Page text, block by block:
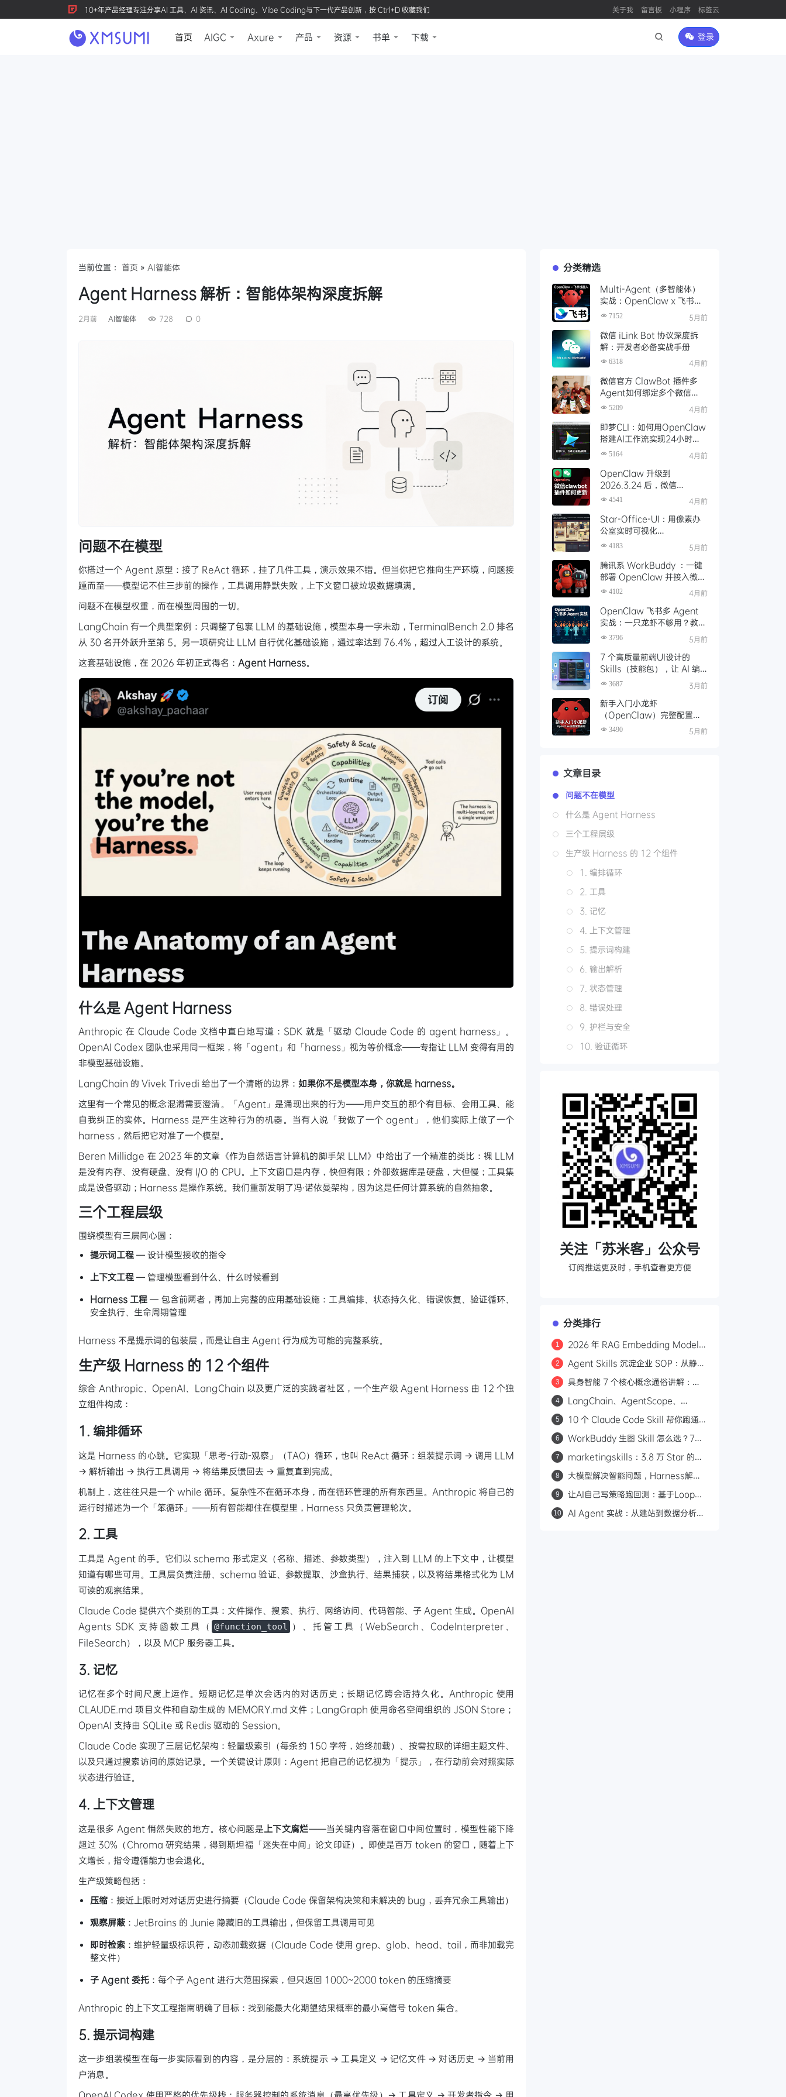
10+年产品经理专注分享AI 工具、AI 资讯、AI Coding、Vibe Coding与下一代产品创新，按 Ctrl+D 收藏我们 关于我 留言板 小程序 标签云
首页 AIGC Axure 产品 资源 书单 下载 登录
当前位置： 首页 » AI智能体
Agent Harness 解析：智能体架构深度拆解
2月前 AI智能体 728 0
问题不在模型
你搭过一个 Agent 原型：接了 ReAct 循环，挂了几件工具，演示效果不错。但当你把它推向生产环境，问题接
踵而至——模型记不住三步前的操作，工具调用静默失败，上下文窗口被垃圾数据填满。
问题不在模型权重，而在模型周围的一切。
LangChain 有一个典型案例：只调整了包裹 LLM 的基础设施，模型本身一字未动，TerminalBench 2.0 排名
从 30 名开外跃升至第 5。另一项研究让 LLM 自行优化基础设施，通过率达到 76.4%，超过人工设计的系统。
这套基础设施，在 2026 年初正式得名： Agent Harness。
什么是 Agent Harness
Anthropic 在 Claude Code 文档中直白地写道：SDK 就是「驱动 Claude Code 的 agent harness」。
OpenAI Codex 团队也采用同一框架，将「agent」和「harness」视为等价概念——专指让 LLM 变得有用的
非模型基础设施。
LangChain 的 Vivek Trivedi 给出了一个清晰的边界： 如果你不是模型本身，你就是 harness。
这里有一个常见的概念混淆需要澄清。「Agent」是涌现出来的行为——用户交互的那个有目标、会用工具、能
自我纠正的实体。Harness 是产生这种行为的机器。当有人说「我做了一个 agent」，他们实际上做了一个
harness，然后把它对准了一个模型。
Beren Millidge 在 2023 年的文章《作为自然语言计算机的脚手架 LLM》中给出了一个精准的类比：裸 LLM
是没有内存、没有硬盘、没有 I/O 的 CPU。上下文窗口是内存，快但有限；外部数据库是硬盘，大但慢；工具集
成是设备驱动；Harness 是操作系统。我们重新发明了冯·诺依曼架构，因为这是任何计算系统的自然抽象。
三个工程层级
围绕模型有三层同心圆：
提示词工程 — 设计模型接收的指令
上下文工程 — 管理模型看到什么、什么时候看到
Harness 工程 — 包含前两者，再加上完整的应用基础设施：工具编排、状态持久化、错误恢复、验证循环、
安全执行、生命周期管理
Harness 不是提示词的包装层，而是让自主 Agent 行为成为可能的完整系统。
生产级 Harness 的 12 个组件
综合 Anthropic、OpenAI、LangChain 以及更广泛的实践者社区，一个生产级 Agent Harness 由 12 个独
立组件构成：
1. 编排循环
这是 Harness 的心跳。它实现「思考-行动-观察」（TAO）循环，也叫 ReAct 循环：组装提示词 → 调用 LLM
→ 解析输出 → 执行工具调用 → 将结果反馈回去 → 重复直到完成。
机制上，这往往只是一个 while 循环。复杂性不在循环本身，而在循环管理的所有东西里。Anthropic 将自己的
运行时描述为一个「笨循环」——所有智能都住在模型里，Harness 只负责管理轮次。
2. 工具
工具是 Agent 的手。它们以 schema 形式定义（名称、描述、参数类型），注入到 LLM 的上下文中，让模型
知道有哪些可用。工具层负责注册、schema 验证、参数提取、沙盒执行、结果捕获，以及将结果格式化为 LM
可读的观察结果。
Claude Code 提供六个类别的工具：文件操作、搜索、执行、网络访问、代码智能、子 Agent 生成。OpenAI
Agents SDK 支持函数工具（ @function_tool ）、托管工具（WebSearch、CodeInterpreter、
FileSearch），以及 MCP 服务器工具。
3. 记忆
记忆在多个时间尺度上运作。短期记忆是单次会话内的对话历史；长期记忆跨会话持久化。Anthropic 使用
CLAUDE.md 项目文件和自动生成的 MEMORY.md 文件；LangGraph 使用命名空间组织的 JSON Store；
OpenAI 支持由 SQLite 或 Redis 驱动的 Session。
Claude Code 实现了三层记忆架构：轻量级索引（每条约 150 字符，始终加载）、按需拉取的详细主题文件、
以及只通过搜索访问的原始记录。一个关键设计原则：Agent 把自己的记忆视为「提示」，在行动前会对照实际
状态进行验证。
4. 上下文管理
这是很多 Agent 悄然失败的地方。核心问题是 上下文腐烂——当关键内容落在窗口中间位置时，模型性能下降
超过 30%（Chroma 研究结果，得到斯坦福「迷失在中间」论文印证）。即使是百万 token 的窗口，随着上下
文增长，指令遵循能力也会退化。
生产级策略包括：
压缩 ：接近上限时对对话历史进行摘要（Claude Code 保留架构决策和未解决的 bug，丢弃冗余工具输出）
观察屏蔽 ：JetBrains 的 Junie 隐藏旧的工具输出，但保留工具调用可见
即时检索 ：维护轻量级标识符，动态加载数据（Claude Code 使用 grep、glob、head、tail，而非加载完
整文件）
子 Agent 委托 ：每个子 Agent 进行大范围探索，但只返回 1000~2000 token 的压缩摘要
Anthropic 的上下文工程指南明确了目标：找到能最大化期望结果概率的最小高信号 token 集合。
5. 提示词构建
这一步组装模型在每一步实际看到的内容，是分层的：系统提示 → 工具定义 → 记忆文件 → 对话历史 → 当前用
户消息。
分类精选
Multi-Agent（多智能体）
实战：OpenClaw x 飞书机
器人，为每个业务场景打造专
7152 5月前
微信 iLink Bot 协议深度拆
解：开发者必备实战手册
6318 4月前
微信官方 ClawBot 插件多
Agent如何绑定多个微信
号？让全家人都用上了
5209 4月前
即梦CLI：如何用OpenClaw
搭建AI工作流实现24小时自
动化生图、生视频创作
5164 4月前
OpenClaw 升级到
2026.3.24 后，微信
ClawBot 插件更新指南
4541 4月前
Star-Office-UI：用像素办
公室实时可视化
OpenClaw（小龙虾）的工
4183 5月前
腾讯系 WorkBuddy ：一键
部署 OpenClaw 并接入微
信，扫码即用，体验丝滑
4102 4月前
OpenClaw 飞书多 Agent
实战：一只龙虾不够用？教你
养一池子龙虾
3796 5月前
7 个高质量前端UI设计的
Skills（技能包），让 AI 编
程生成高质量UI代码
3687 3月前
新手入门小龙虾
（OpenClaw）完整配置指
南 3490 5月前
文章目录
问题不在模型
什么是 Agent Harness
三个工程层级
生产级 Harness 的 12 个组件
1. 编排循环
2. 工具
3. 记忆
4. 上下文管理
5. 提示词构建
6. 输出解析
7. 状态管理
8. 错误处理
9. 护栏与安全
10. 验证循环
循环实际如何运转
主流框架如何实现
脚手架比喻的精确含义
每个 Harness 都面临的七个决策
Harness 就是产品
关注「苏米客」公众号
订阅推送更及时，手机查看更方便
分类排行
1
2026 年 RAG Embedding Model
2
Agent Skills 沉淀企业 SOP：从静态
3
具身智能 7 个核心概念通俗讲解：从
4
LangChain、AgentScope、
真正记忆系统？
5
10 个 Claude Code Skill 帮你跑通一
6
WorkBuddy 生图 Skill 怎么选？7个
7
marketingskills：3.8 万 Star 的开
专家大脑
8
大模型解决智能问题，Harness解决
9
让AI自己写策略跑回测：基于Loop
10
AI Agent 实战：从建站到数据分析，